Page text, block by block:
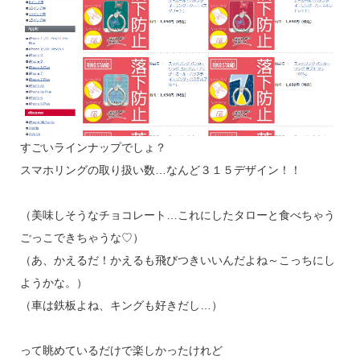
すごいラインナップでしょ？
スマホリングの取り扱い数…なんど３１５デザイン！！
（美味しそうなチョコレート…これにしたタローと食べちゃう
ごっこできちゃうな♡）
（あ、かえるだ！かえるも飛びつきいいんだよね～こっちにし
ようかな。）
（車は鉄板よね、キングも好きだし…）
って眺めているだけで楽しかったけれど